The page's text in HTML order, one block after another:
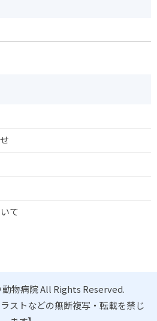
て
物病院 All Rights Reserved.
ストなどの無断複写・転載を禁じ